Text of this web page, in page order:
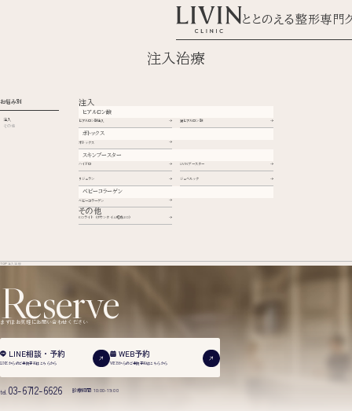
ととのえる整形専門
注入治療
お悩み別
注入
その他
注入
ヒアルロン酸
ヒアルロン酸注入 猫ヒアルロン酸
ボトックス
ボトックス
スキンブースター
ハイドロ LIVINブースター
リジュラン ジュベルック
ベビーコラーゲン
ベビーコラーゲン
その他
KOライト（ダウンタイム軽減LED）
TOP 注入治療
Reserve
まずはお気軽にお問い合わせください
LINE相談・予約
LINEからのご来院予約は こちらから
WEB予約
WEBからのご来院予約は こちらから
tel.03-6712-6626 診療時間 10:00-19:00